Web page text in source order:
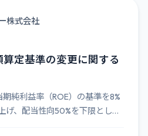
株式会社
定基準の変更に関する
純利益率（ROE）の基準を8%
げ、配当性向50%を下限とした